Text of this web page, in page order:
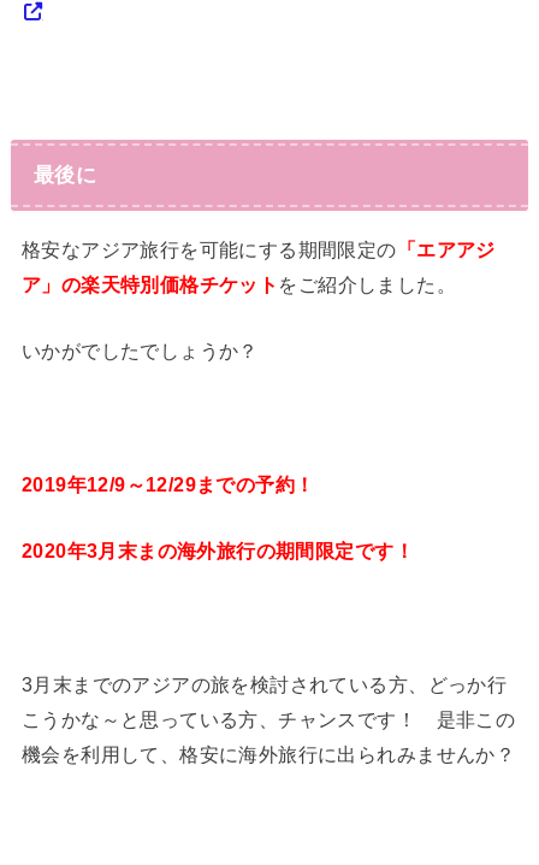
最後に
格安なアジア旅行を可能にする期間限定の 「エアアジ
ア」の楽天特別価格チケット をご紹介しました。
いかがでしたでしょうか？
2019年12/9～12/29までの予約！
2020年3月末まの海外旅行の期間限定です！
3月末までのアジアの旅を検討されている方、どっか行
こうかな～と思っている方、チャンスです！ 是非この
機会を利用して、格安に海外旅行に出られみませんか？